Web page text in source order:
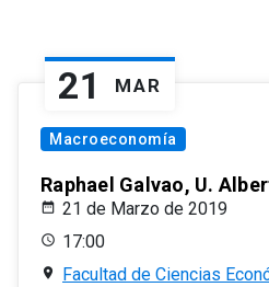
21 MAR
Macroeconomía
Raphael Galvao, U.
21 de Marzo de 2019
17:00
Facultad de Ciencias